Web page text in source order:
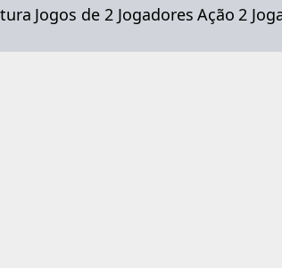
Jogos de 2 Jogadores Ação 2